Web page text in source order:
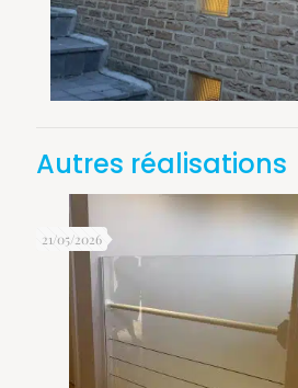
Autres réalisations
21/05/2026